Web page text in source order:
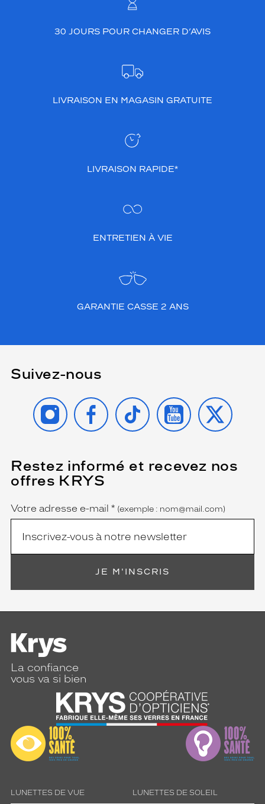
30 JOURS POUR CHANGER D’AVIS
LIVRAISON EN MAGASIN GRATUITE
LIVRAISON RAPIDE*
ENTRETIEN À VIE
GARANTIE CASSE 2 ANS
Suivez-nous
INSTAGRAMFACEBOOK
TIKTOK YOUTUBE
X
Restez informé et recevez nos
offres KRYS
Name
Votre adresse e-mail *
(Ce
champ
est
(exemple : nom@mail.com)
JE M'INSCRIS
La confiance
vous va si bien
LUNETTES DE VUE LUNETTES DE SOLEIL